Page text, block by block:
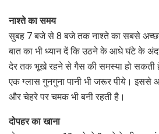
नाश्ते का समय
सुबह 7 बजे से 8 बजे तक नाश्ते का सबसे
बात का भी ध्यान दें कि उठने के आधे घंटे के
देर तक भूखे रहने से गैस की समस्या हो
एक ग्लास गुनगुना पानी भी जरूर पीये। इससे
और चेहरे पर चमक भी बनी रहती है।
दोपहर का खाना